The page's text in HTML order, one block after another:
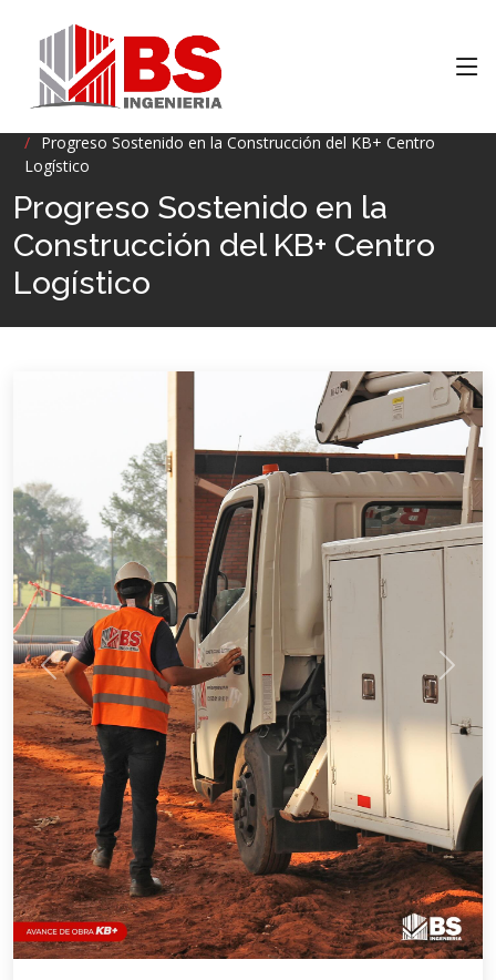
Progreso Sostenido en la Construcción del KB+ Centro
Logístico
Progreso Sostenido en la
Construcción del KB+ Centro
Logístico
Previous Next